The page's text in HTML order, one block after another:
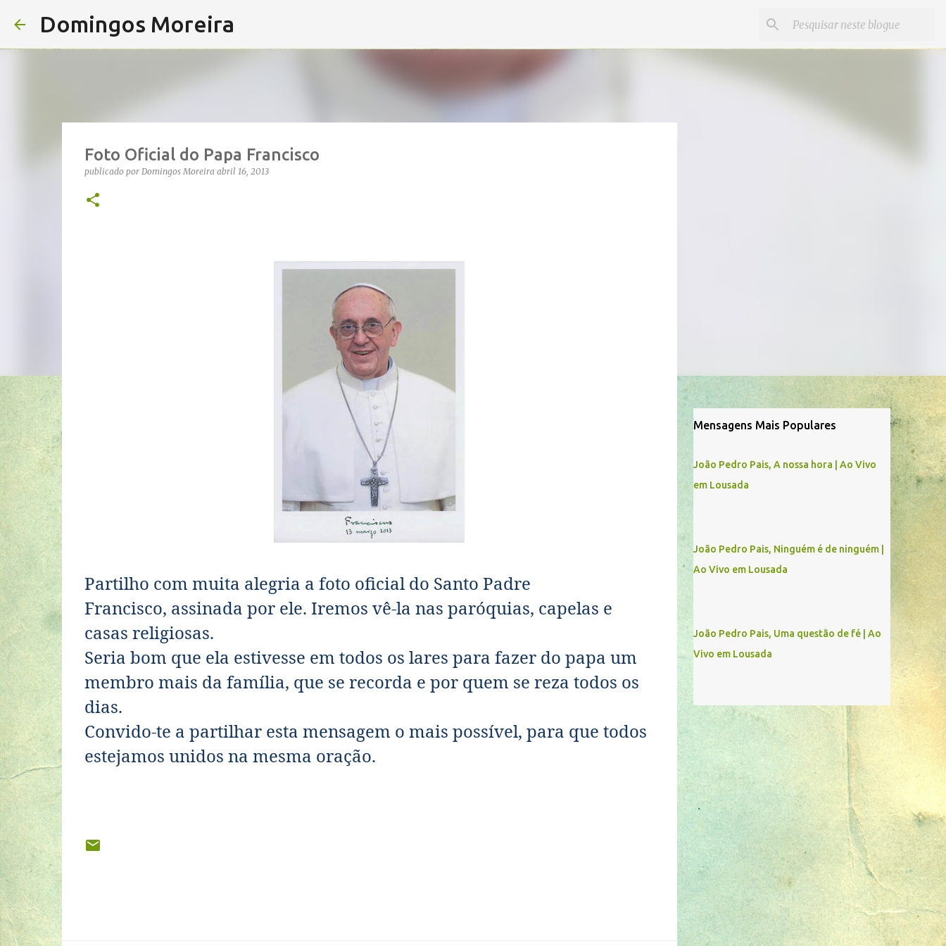
Domingos Moreira
Foto Oficial do Papa Francisco
publicado por Domingos Moreira abril 16, 2013
Partilho com muita alegria a foto oficial do Santo Padre
Francisco, assinada por ele. Iremos vê-la nas paróquias, capelas e
casas religiosas.
Seria bom que ela estivesse em todos os lares para fazer do papa um
membro mais da família, que se recorda e por quem se reza todos os
dias.
Convido-te a partilhar esta mensagem o mais possível, para que todos
estejamos unidos na mesma oração.
Mensagens Mais Populares
João Pedro Pais, A nossa hora | Ao Vivo
em Lousada
João Pedro Pais, Ninguém é de ninguém |
Ao Vivo em Lousada
João Pedro Pais, Uma questão de fé | Ao
Vivo em Lousada